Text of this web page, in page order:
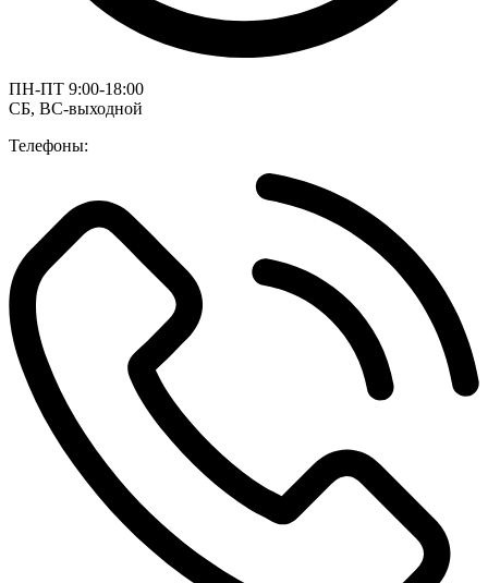
ПН-ПТ 9:00-18:00
СБ, ВС-выходной
Телефоны: